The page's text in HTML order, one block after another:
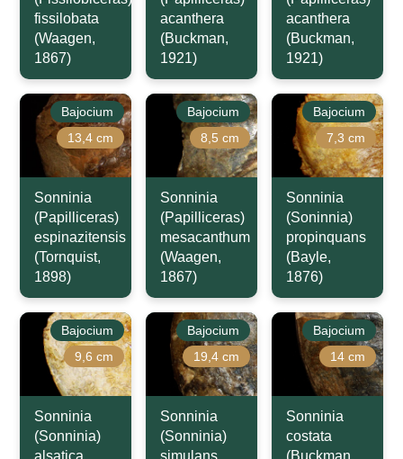
fissilobata
(Waagen,
1867)
acanthera
(Buckman,
1921)
acanthera
(Buckman,
1921)
Bajocium
13,4 cm
Sonninia
(Papilliceras)
espinazitensis
(Tornquist,
1898)
Bajocium
8,5 cm
Sonninia
(Papilliceras)
mesacanthum
(Waagen,
1867)
Bajocium
7,3 cm
Sonninia
(Soninnia)
propinquans
(Bayle,
1876)
Bajocium
9,6 cm
Sonninia
(Sonninia)
alsatica
Bajocium
19,4 cm
Sonninia
(Sonninia)
simulans
Bajocium
14 cm
Sonninia
costata
(Buckman,